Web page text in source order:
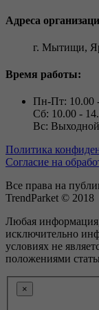
Адреса
г. Мытищи,
Время работы:
Пн-Пт: 10.00
Сб: 10.00 -
Вс: Выходной
Политика
Согласие на
Все права на
TrendParket © 2018
Любая информация,
исключительно
условиях не
положениями
×